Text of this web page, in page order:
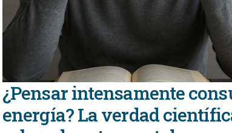
¿Pensar intensamente
energía? La verdad